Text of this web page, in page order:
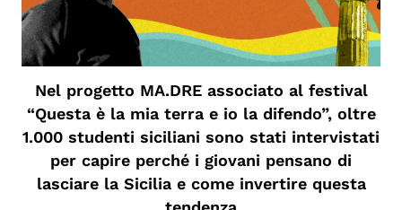
Nel progetto MA.DRE associato al festival
“Questa è la mia terra e io la difendo”, oltre
1.000 studenti siciliani sono stati intervistati
per capire perché i giovani pensano di
lasciare la Sicilia e come invertire questa